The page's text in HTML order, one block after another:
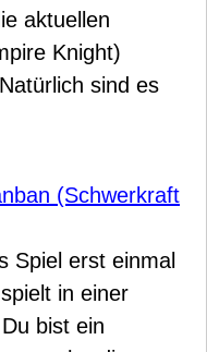
aktuellen
Knight)
sind es
(Schwerkraft
Spiel erst einmal
in einer
bist ein